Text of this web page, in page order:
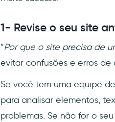
1- Revise o seu site
“Por que o site precisa de
evitar confusões e erros
Se você tem uma equipe
para analisar elementos,
problemas. Se não for o